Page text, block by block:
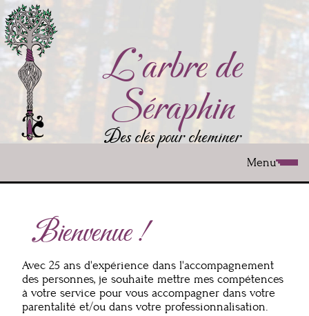
Aller
au
contenu
principal
L'arbre de
Séraphin
Des clés pour cheminer
Menu
Bienvenue !
Avec 25 ans d'expérience dans l'accompagnement
des personnes, je souhaite mettre mes compétences
à votre service pour vous accompagner dans votre
parentalité et/ou dans votre professionnalisation.